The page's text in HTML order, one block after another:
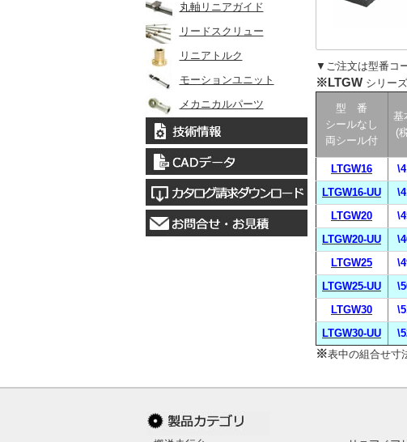
丸軸リニアガイド
リードスクリュー
リニアトルク
モーションユニット
メカニカルパーツ
▼ご注文は型番コ
※LTGWシリー
型 番
シールなし
両シール付
基
(
LTGW16
LTGW16-UU
LTGW20
LTGW20-UU
LTGW25
LTGW25-UU
LTGW30
LTGW30-UU
※表中の組合せ寸